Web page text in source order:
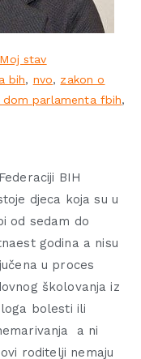
Moj stav
bih, nvo, zakon o
dom parlamenta fbih,
BIH
djeca koja su u
od sedam do
godina a nisu
u proces
školovanja iz
bolesti ili
a ni
roditelji nemaju